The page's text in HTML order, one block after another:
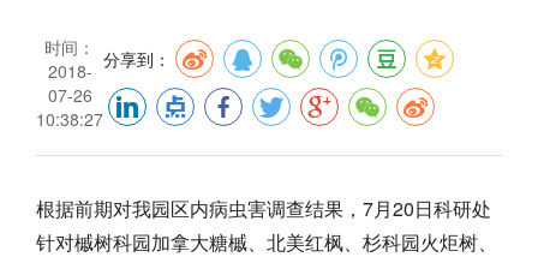
时间：
2018-
07-26
10:38:27
分享到：
根据前期对我园区内病虫害调查结果，7月20日科研处
针对槭树科园加拿大糖槭、北美红枫、杉科园火炬树、